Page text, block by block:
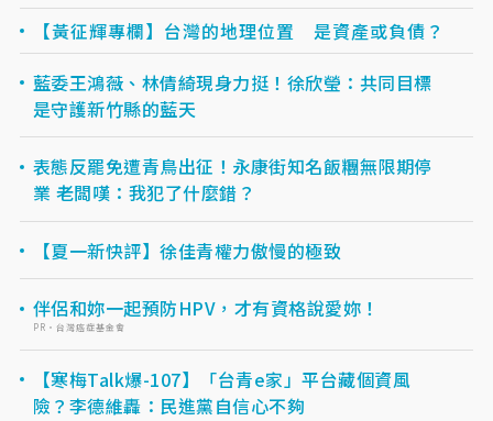
【黃征輝專欄】台灣的地理位置 是資產或負債？
藍委王鴻薇、林倩綺現身力挺！徐欣瑩：共同目標
是守護新竹縣的藍天
表態反罷免遭青鳥出征！永康街知名飯糰無限期停
業 老闆嘆：我犯了什麼錯？
【夏一新快評】徐佳青權力傲慢的極致
伴侶和妳一起預防HPV，才有資格說愛妳！
PR・台灣癌症基金會
【寒梅Talk爆-107】「台青e家」平台藏個資風
險？李德維轟：民進黨自信心不夠